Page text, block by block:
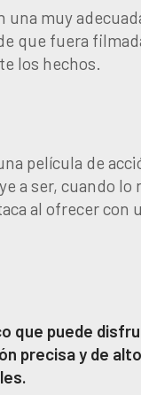
muy
que fuera
los hechos.
película de
a ser, cuando
al ofrecer
que puede
precisa y de